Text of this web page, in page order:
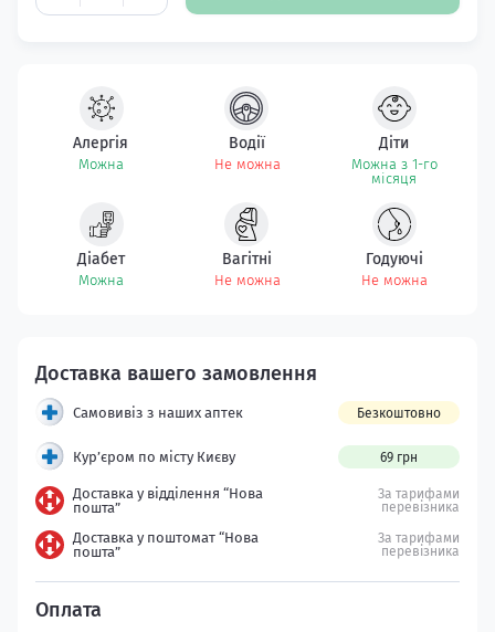
Алергія
Можна
Водії
Не можна
Діти
Можна з 1-го
місяця
Діабет
Можна
Вагітні
Не можна
Годуючі
Не можна
Самовивіз з наших аптек Безкоштовно
Кур’єром по місту Києву 69 грн
Доставка у відділення “Нова
пошта”
За тарифами
перевізника
Доставка у поштомат “Нова
пошта”
За тарифами
перевізника